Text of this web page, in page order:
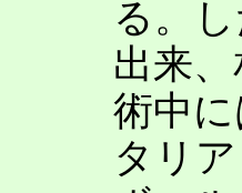
る。
出来
術中
タリ